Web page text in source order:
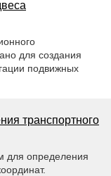
для создания
подвижных
транспортного
для определения